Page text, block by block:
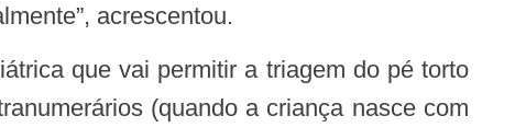
acrescentou.
que vai permitir a triagem do pé torto
(quando a criança nasce com